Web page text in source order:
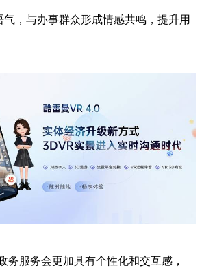
气，与办事群众形成情感共鸣，提升用
务服务会更加具有个性化和交互感，